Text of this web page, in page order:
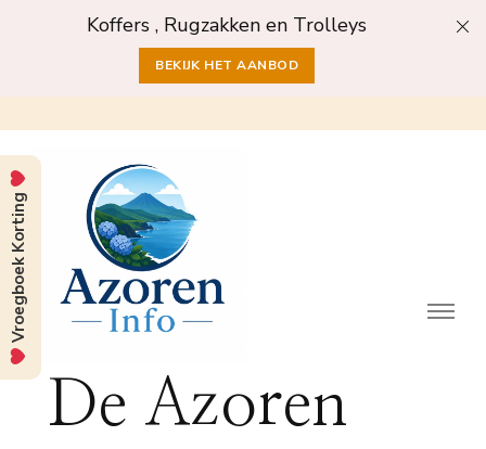
Koffers , Rugzakken en Trolleys
BEKIJK HET AANBOD
De Azoren
Vroegboek Korting